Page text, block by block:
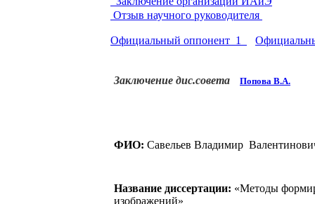
Отзыв научного руководителя
Официальный оппонент_1
Заключение дис.совета Попова В.А.
ФИО: Савельев Владимир
Название диссертации: «Методы
изображений»